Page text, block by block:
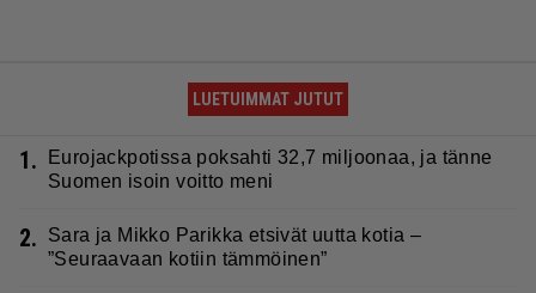
LUETUIMMAT JUTUT
1.
Eurojackpotissa poksahti 32,7 miljoonaa, ja tänne
Suomen isoin voitto meni
2.
Sara ja Mikko Parikka etsivät uutta kotia –
”Seuraavaan kotiin tämmöinen”